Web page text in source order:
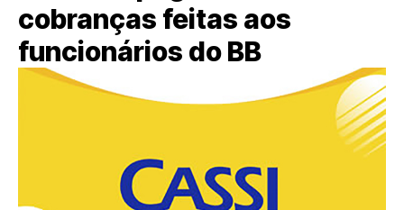
cobranças feitas aos
funcionários do BB